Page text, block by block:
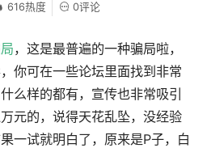
616热度 0评论
，这是最普遍的一种骗局啦，
你可在一些论坛里面找到非常
么样的都有，宣传也非常吸引
元的，说得天花乱坠，没经验
一试就明白了，原来是P子，白